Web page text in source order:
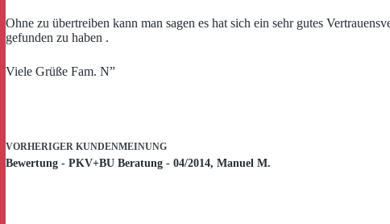
Ohne zu übertreiben kann man sagen es hat sich ein sehr gutes
gefunden zu haben .
Viele Grüße Fam. N”
VORHERIGER KUNDENMEINUNG
Bewertung - PKV+BU Beratung - 04/2014, Manuel M.